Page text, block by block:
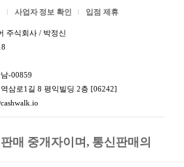
사업자 정보 확인 입점 제휴
주식회사 / 박정신
-00859
삼로1길 8 평익빌딩 2층 [06242]
매 중개자이며, 통신판매의